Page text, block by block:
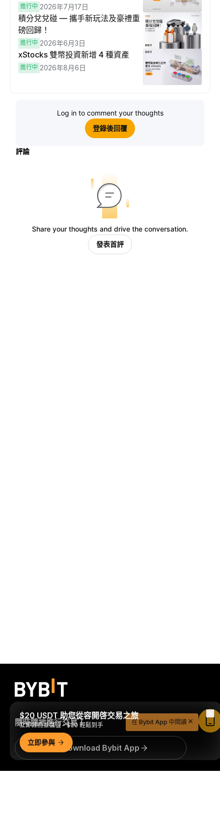
進行中 2026年7月17日
積分兌兌碰 — 攜手新玩法及豪禮重
磅回歸！
進行中 2026年6月3日
xStocks 雙幣投資新增 4 種資產
進行中 2026年8月6日
Log in to comment your thoughts
登錄後回覆
評論
Share your thoughts and drive the conversation.
發表首評
隨時隨地進行交易！
Download Bybit App
$20 USDT 助您從容開啓交易之旅
立即註冊並儲值，$20 輕鬆到手
立即參與
在 Bybit App 中閱讀